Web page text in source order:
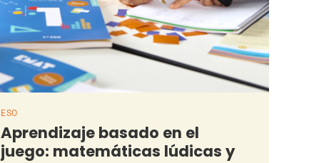
ESO
Aprendizaje basado en el
juego: matemáticas lúdicas y